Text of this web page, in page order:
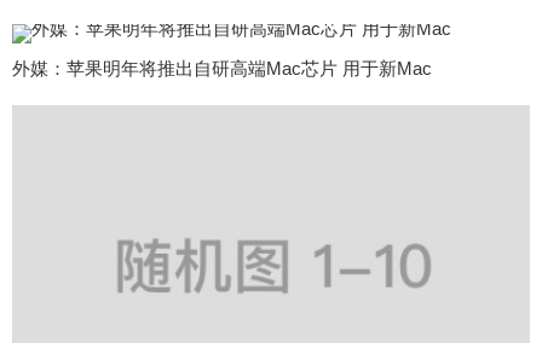
外媒：苹果明年将推出自研高端Mac芯片 用于新Mac